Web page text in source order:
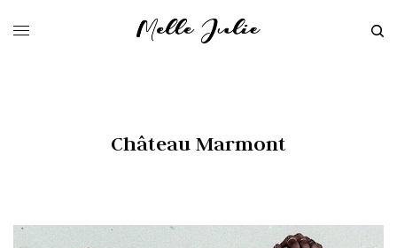
Château Marmont